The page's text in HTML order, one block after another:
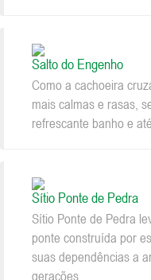
Salto do Engenho
Como a cachoeira
mais calmas e rasas,
refrescante banho e
Sítio Ponte de Pedra
Sítio Ponte de Pedra
ponte construída por
suas dependências a
gerações.